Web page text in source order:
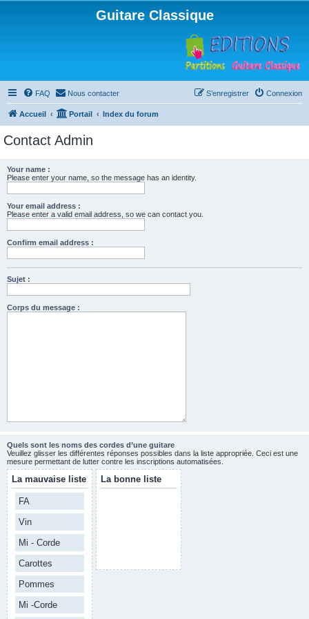
Guitare Classique
FAQ Nous contacter Connexion
S’enregistrer
Accueil Portail Index du forum
Contact Admin
Your name :
Please enter your name, so the message has an identity.
Your email address :
Please enter a valid email address, so we can contact you.
Confirm email address :
Sujet :
Corps du message :
Quels sont les noms des cordes d’une guitare
Veuillez glisser les différentes réponses possibles dans la liste appropriée. Ceci est une
mesure permettant de lutter contre les inscriptions automatisées.
La mauvaise liste
FA
Vin
Mi - Corde
Carottes
Pommes
Mi -Corde
La bonne liste